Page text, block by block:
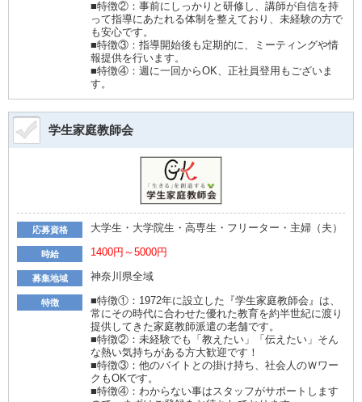
■特徴②：事前にしっかりと研修し、講師が自信を持
って指導にあたれる体制を整えており、未経験の方で
も安心です。
■特徴③：指導開始後も定期的に、ミーティングや情
報提供を行います。
■特徴④：週に一回からOK、正社員登用もございま
す。
学生家庭教師会
応募資格 大学生・大学院生・高専生・フリーター・主婦（夫）
時給 1400円～5000円
募集地域 神奈川県全域
特徴
■特徴①：1972年に設立した『学生家庭教師会』は、
常にその時代に合わせた優れた教育を約半世紀に渡り
提供してきた家庭教師派遣の老舗です。
■特徴②：未経験でも「教えたい」「伝えたい」そん
な熱い気持ちがある方大歓迎です！
■特徴③：他のバイトとの掛け持ち、社会人のＷワー
クもOKです。
■特徴④：わからない事はスタッフがサポートします